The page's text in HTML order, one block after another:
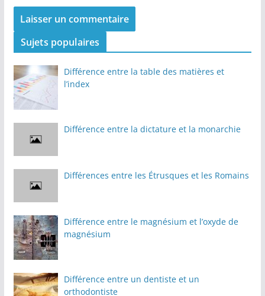
Sujets populaires
Différence entre la table des matières et
l’index
Différence entre la dictature et la monarchie
Différences entre les Étrusques et les Romains
Différence entre le magnésium et l’oxyde de
magnésium
Différence entre un dentiste et un
orthodontiste